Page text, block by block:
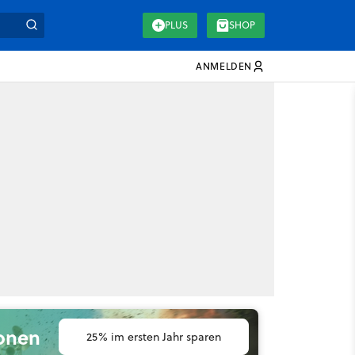
PLUS SHOP
ANMELDEN
25% im ersten Jahr sparen